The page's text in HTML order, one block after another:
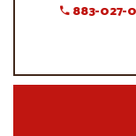
883-027-